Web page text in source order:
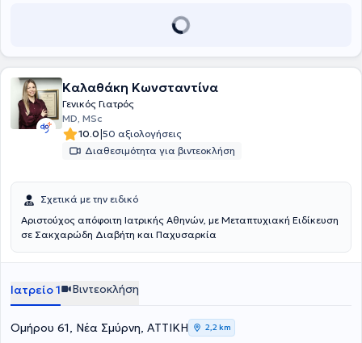
ΕΟΠΥΥ, προσφέροντας ολοκληρωμένες υπηρεσίες φροντίδας
του σε προγράμματα αιμοδοσίας στην Αττική και σε νησιά του
Αιγαίου. Καλαθάκη Κωνσταντίνα
Γενικός Γιατρός
MD, MSc
10.0|50 αξιολογήσεις
Διαθεσιμότητα για βιντεοκλήση
Σχετικά με την ειδικό
Αριστούχος απόφοιτη Ιατρικής Αθηνών, με Μεταπτυχιακή Ειδίκευση
σε Σακχαρώδη Διαβήτη και Παχυσαρκία
Ιατρείο 1 Βιντεοκλήση
Ομήρου 61, Νέα Σμύρνη, ΑΤΤΙΚΗ 2,2 km